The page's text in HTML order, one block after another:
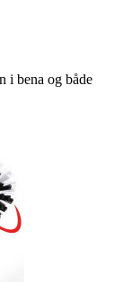
i bena og både